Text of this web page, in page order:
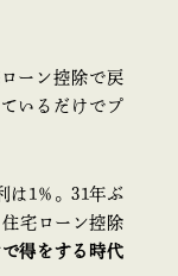
ーン控除で戻
いるだけでプ
は1％。31年ぶ
宅ローン控除
得をする時代